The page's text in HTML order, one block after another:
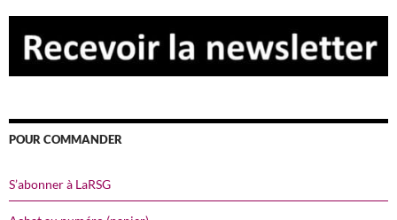
POUR COMMANDER
S’abonner à LaRSG